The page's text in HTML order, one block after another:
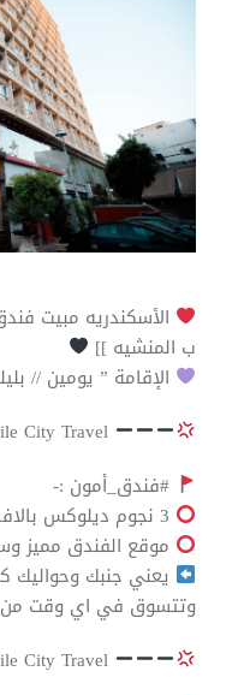
الأسكندريه مبيت
ب المنشيه ]]
الإقامة ” يومين //
Nile City Travel
#فندق_أمون :-
موقع الفندق مميز
يعني جنبك وحواليك
وتتسوق في اي وقت من
Nile City Travel